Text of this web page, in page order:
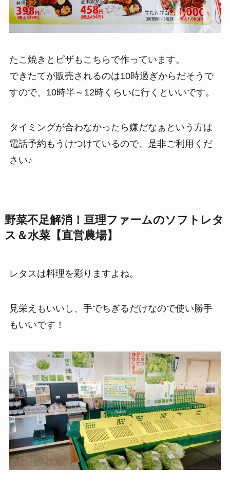
たこ焼きとピザもこちらで作っています。
できたてが販売されるのは10時過ぎからだそうで
すので、10時半～12時くらいに行くといいです。
タイミングが合わなかったら嫌だなぁという方は
電話予約もうけつけているので、是非ご利用くだ
さい♪
野菜不足解消！亘理ファームのソフトレタ
ス＆水菜【直営農場】
レタスは料理を彩りますよね。
見栄えもいいし、手でちぎるだけなので使い勝手
もいいです！